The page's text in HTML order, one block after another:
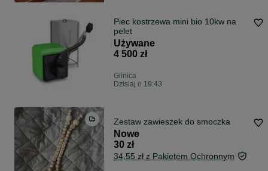
Piec kostrzewa mini bio 10kw na
pelet
Używane
4 500 zł
Glinica
Dzisiaj o 19:43
Zestaw zawieszek do smoczka
Nowe
30 zł
34,55 zł z Pakietem Ochronnym